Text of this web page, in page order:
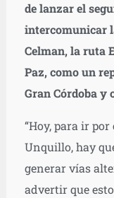
de lanzar el
intercomunicar
Celman, la ruta
Paz, como un
Gran Córdoba y
“Hoy, para ir
Unquillo, hay
generar vías
advertir que